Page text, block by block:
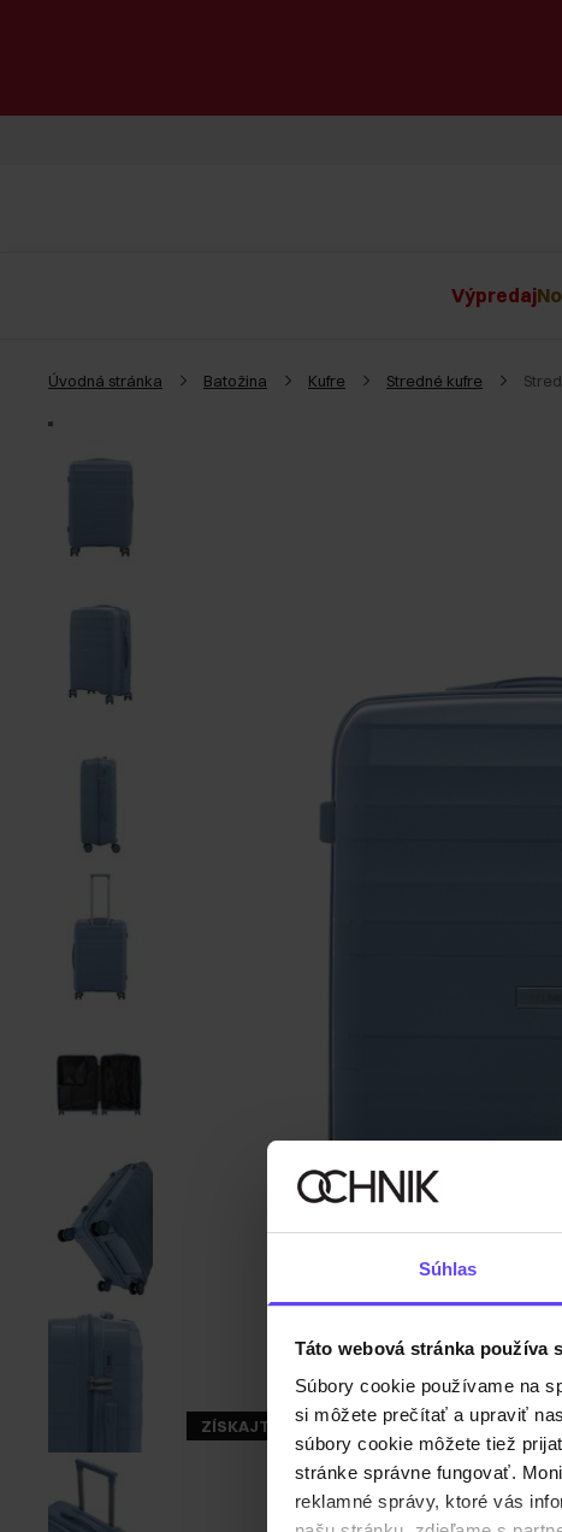
Súhlas
Táto webová stránka používa
Súbory cookie používame na
si môžete prečítať a upraviť
súbory cookie môžete tiež
stránke správne fungovať.
reklamné správy, ktoré vás
Výpredaj
Úvodná stránka Batožina Kufre Stredné kufre
ZÍSKAJTE -30%